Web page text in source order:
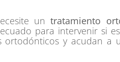
untratamiento
para intervenir si
y acudan a